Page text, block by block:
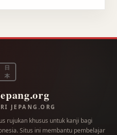
日
本
JEPANG.ORG
rujukan khusus untuk kanji bagi
Situs ini membantu pembelajar